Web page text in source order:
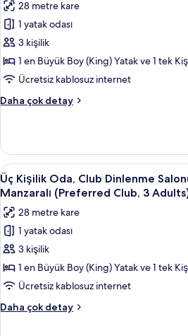
Club,
3
hakkında
daha
fazla
detay
Yataklı
Oda,
Teras,
Havuz
Manzaralı
tüm
28 metre kare
1 yatak odası
3 kişilik
1 en Büyük Boy (King) Yatak ve 1 tek
Ücretsiz kablosuz internet
Daha çok detay
Tek
Teras,
Havuz
Manzaralı
hakkında
fazla
detay
Üç
Kişilik
Oda,
Club
Dinlenme
Salonu
Girişi,
Havuz
Manzaralı
(Preferred
4
Üç Kişilik Oda, Club Dinlenme
Manzaralı (Preferred Club, 3
28 metre kare
1 yatak odası
3 kişilik
1 en Büyük Boy (King) Yatak ve 1 tek
Ücretsiz kablosuz internet
Daha çok detay
Üç